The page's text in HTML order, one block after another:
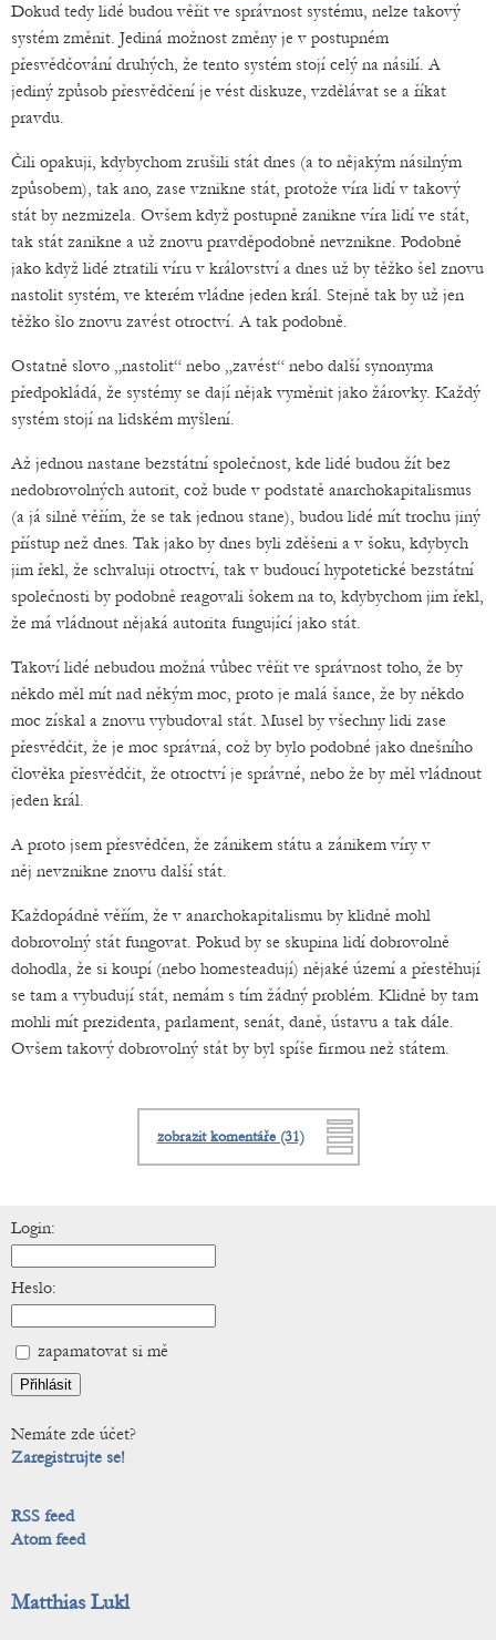
Dokud tedy lidé budou věřit ve správnost systému, nelze takový
systém změnit. Jediná možnost změny je v postupném
přesvědčování druhých, že tento systém stojí celý na násilí. A
jediný způsob přesvědčení je vést diskuze, vzdělávat se a říkat
pravdu.
Čili opakuji, kdybychom zrušili stát dnes (a to nějakým násilným
způsobem), tak ano, zase vznikne stát, protože víra lidí v takový
stát by nezmizela. Ovšem když postupně zanikne víra lidí ve stát,
tak stát zanikne a už znovu pravděpodobně nevznikne. Podobně
jako když lidé ztratili víru v království a dnes už by těžko šel znovu
nastolit systém, ve kterém vládne jeden král. Stejně tak by už jen
těžko šlo znovu zavést otroctví. A tak podobně.
Ostatně slovo „nastolit“ nebo „zavést“ nebo další synonyma
předpokládá, že systémy se dají nějak vyměnit jako žárovky. Každý
systém stojí na lidském myšlení.
Až jednou nastane bezstátní společnost, kde lidé budou žít bez
nedobrovolných autorit, což bude v podstatě anarchokapitalismus
(a já silně věřím, že se tak jednou stane), budou lidé mít trochu jiný
přístup než dnes. Tak jako by dnes byli zděšeni a v šoku, kdybych
jim řekl, že schvaluji otroctví, tak v budoucí hypotetické bezstátní
společnosti by podobně reagovali šokem na to, kdybychom jim řekl,
že má vládnout nějaká autorita fungující jako stát.
Takoví lidé nebudou možná vůbec věřit ve správnost toho, že by
někdo měl mít nad někým moc, proto je malá šance, že by někdo
moc získal a znovu vybudoval stát. Musel by všechny lidi zase
přesvědčit, že je moc správná, což by bylo podobné jako dnešního
člověka přesvědčit, že otroctví je správné, nebo že by měl vládnout
jeden král.
A proto jsem přesvědčen, že zánikem státu a zánikem víry v
něj nevznikne znovu další stát.
Každopádně věřím, že v anarchokapitalismu by klidně mohl
dobrovolný stát fungovat. Pokud by se skupina lidí dobrovolně
dohodla, že si koupí (nebo homesteadují) nějaké území a přestěhují
se tam a vybudují stát, nemám s tím žádný problém. Klidně by tam
mohli mít prezidenta, parlament, senát, daně, ústavu a tak dále.
Ovšem takový dobrovolný stát by byl spíše firmou než státem.
zobrazit komentáře (31)
Login:
Heslo:
zapamatovat si mě
Nemáte zde účet?
Zaregistrujte se!
RSS feed
Atom feed
Matthias Lukl